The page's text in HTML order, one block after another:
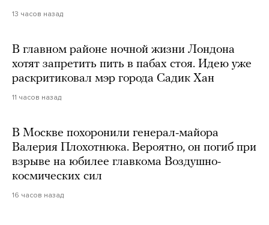
13 часов назад
В главном районе ночной жизни Лондона
хотят запретить пить в пабах стоя. Идею уже
раскритиковал мэр города Садик Хан
11 часов назад
В Москве похоронили генерал-майора
Валерия Плохотнюка. Вероятно, он погиб при
взрыве на юбилее главкома Воздушно-
космических сил
16 часов назад